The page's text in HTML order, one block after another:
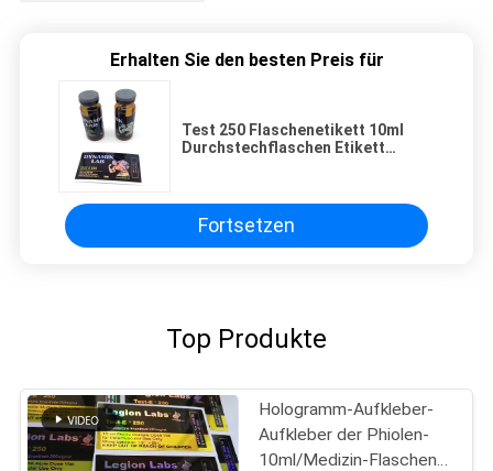
Erhalten Sie den besten Preis für
Test 250 Flaschenetikett 10ml
Durchstechflaschen Etikett
Fortsetzen
Top Produkte
Hologramm-Aufkleber-
Aufkleber der Phiolen-
10ml/Medizin-Flaschen-